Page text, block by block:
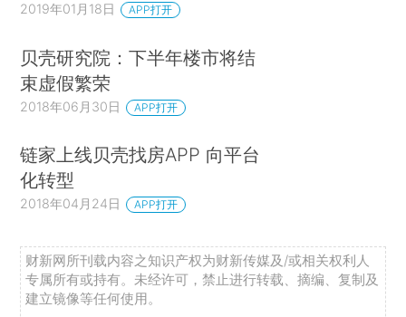
2019年01月18日 APP打开
贝壳研究院：下半年楼市将结
束虚假繁荣
2018年06月30日 APP打开
链家上线贝壳找房APP 向平台
化转型
2018年04月24日 APP打开
财新网所刊载内容之知识产权为财新传媒及/或相关权利人
专属所有或持有。未经许可，禁止进行转载、摘编、复制及
建立镜像等任何使用。